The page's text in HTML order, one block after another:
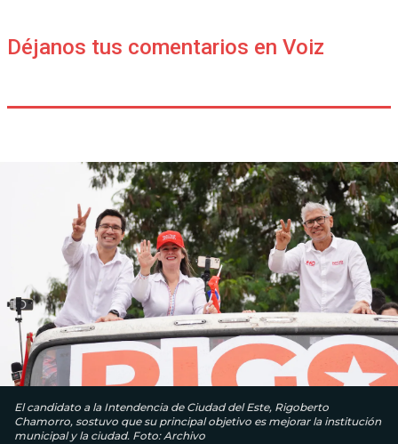
Déjanos tus comentarios en Voiz
El candidato a la Intendencia de Ciudad del Este, Rigoberto
Chamorro, sostuvo que su principal objetivo es mejorar la institución
municipal y la ciudad. Foto: Archivo